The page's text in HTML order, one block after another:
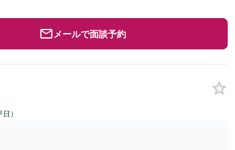
メールで面談予約
）